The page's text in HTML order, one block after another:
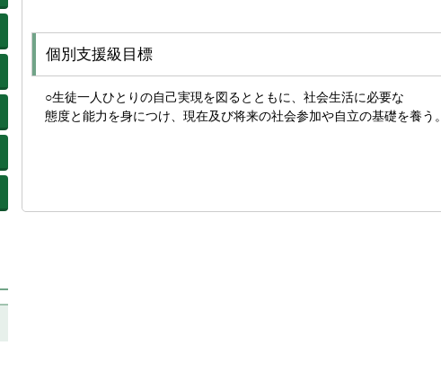
個別支援級目標
○生徒一人ひとりの自己実現を図るとともに、社会生活に必要な
態度と能力を身につけ、現在及び将来の社会参加や自立の基礎を養う。